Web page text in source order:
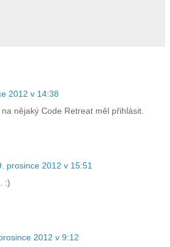
2012 v 14:38
nějaký Code Retreat měl přihlásit.
prosince 2012 v 15:51
:)
2012 v 9:12